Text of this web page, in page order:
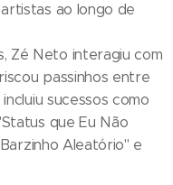
ao longo de
Zé Neto interagiu com
passinhos entre
sucessos como
que Eu Não
Aleatório" e